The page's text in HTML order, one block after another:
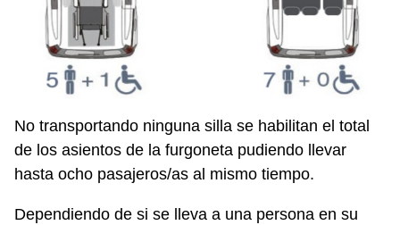
No transportando ninguna silla se habilitan el total
de los asientos de la furgoneta pudiendo llevar
hasta ocho pasajeros/as al mismo tiempo.
Dependiendo de si se lleva a una persona en su